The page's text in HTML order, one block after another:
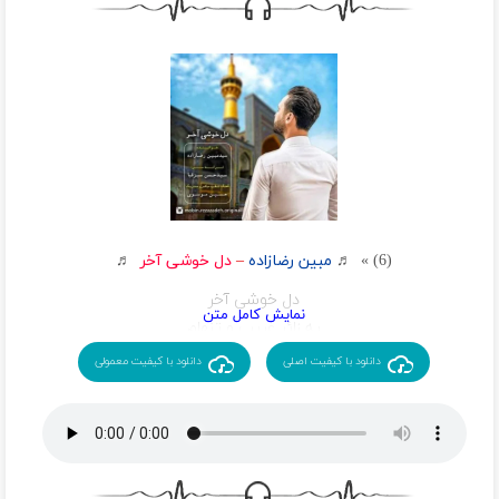
شد
بازم قراره هر شب دوباره پیدا کنم با پرچم تو خونمونو
این غم زیاده این غم زیاده که اشک میریزم واسه تو بی اراده
پیر و جون اشک خرد و کلون اشک مثل یه ایلی که جوون از
دست داده
با تو چه کردن ای غرق خون تن لعنت به هر کس که تورو
رنجوند لعنت
این غم زیاده این غم زیاده که اشک میریزم واسه تو بی اراده
دست داده
(6) » ♬ مبین رضازاده – دل خوشی آخر
♬
دل خوشی آخر
یه زائر غریب و تنهام
مسیر دوری طی کردم
مث کبوترهای عاشق
آشوبم آرامش دل خستم برگردون آقا
دانلود با کیفیت اصلی دانلود با کیفیت معمولی